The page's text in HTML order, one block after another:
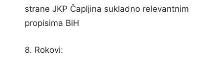
strane JKP Čapljina sukladno relevantnim
propisima BiH
8. Rokovi: